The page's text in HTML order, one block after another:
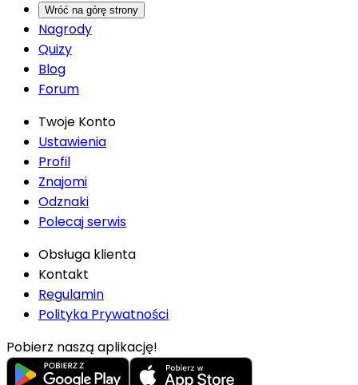
Wróć na górę strony
Nagrody
Quizy
Blog
Forum
Twoje Konto
Ustawienia
Profil
Znajomi
Odznaki
Polecaj serwis
Obsługa klienta
Kontakt
Regulamin
Polityka Prywatności
Pobierz naszą aplikację!